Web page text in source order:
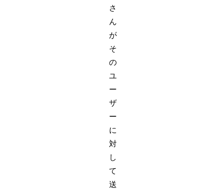
さ
ん
が
そ
の
ユ
ー
ザ
ー
に
対
し
て
送